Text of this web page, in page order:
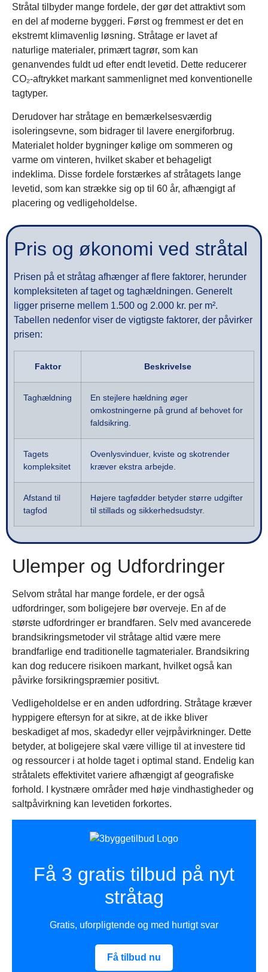
Stråtal tilbyder mange fordele, der gør det attraktivt som
en del af moderne byggeri. Først og fremmest er det en
ekstremt klimavenlig løsning. Stråtage er lavet af
naturlige materialer, primært tagrør, som kan
genanvendes fuldt ud efter endt levetid. Dette reducerer
CO₂-aftrykket markant sammenlignet med konventionelle
tagtyper.
Derudover har stråtage en bemærkelsesværdig
isoleringsevne, som bidrager til lavere energiforbrug.
Materialet holder bygninger kølige om sommeren og
varme om vinteren, hvilket skaber et behageligt
indeklima. Disse fordele forstærkes af stråtagets lange
levetid, som kan strække sig op til 60 år, afhængigt af
placering og vedligeholdelse.
Pris og økonomi ved stråtal
Prisen på et stråtag afhænger af flere faktorer, herunder
kompleksiteten af taget og taghældningen. Generelt
ligger priserne mellem 1.500 og 2.000 kr. per m².
Tabellen nedenfor viser de vigtigste faktorer, der påvirker
prisen:
Faktor Beskrivelse
Taghældning
En stejlere hældning øger
omkostningerne på grund af behovet for
faldsikring.
Tagets
kompleksitet
Ovenlysvinduer, kviste og skotrender
kræver ekstra arbejde.
Afstand til
tagfod
Højere tagfødder betyder større udgifter
til stillads og sikkerhedsudstyr.
Ulemper og Udfordringer
Selvom stråtal har mange fordele, er der også
udfordringer, som boligejere bør overveje. En af de
største udfordringer er brandfaren. Selv med avancerede
brandsikringsmetoder vil stråtage altid være mere
brandfarlige end traditionelle tagmaterialer. Brandsikring
kan dog reducere risikoen markant, hvilket også kan
påvirke forsikringspræmier positivt.
Vedligeholdelse er en anden udfordring. Stråtage kræver
hyppigere eftersyn for at sikre, at de ikke bliver
beskadiget af mos, skadedyr eller vejrpåvirkninger. Dette
betyder, at boligejere skal være villige til at investere tid
og ressourcer i at holde taget i optimal stand. Endelig kan
stråtalets effektivitet variere afhængigt af geografiske
forhold. I kystnære områder med høje vindhastigheder og
saltpåvirkning kan levetiden forkortes.
Få 3 gratis tilbud på nyt
stråtag
Gratis, uforpligtende og med hurtigt svar
Få tilbud nu